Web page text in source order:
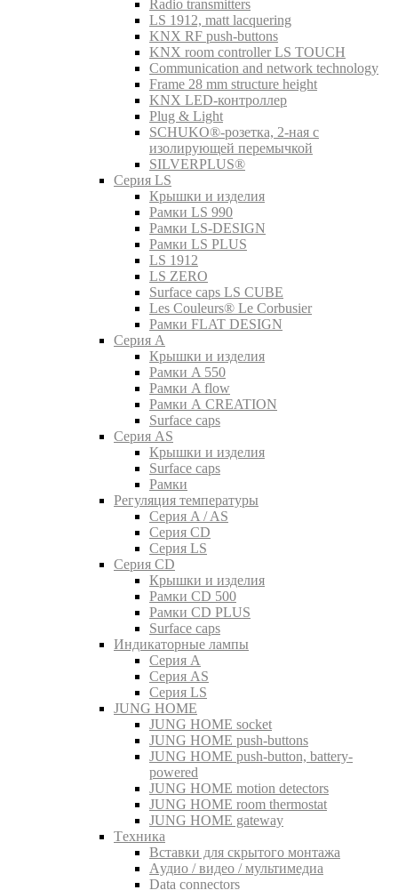
Radio transmitters
LS 1912, matt lacquering
KNX RF push-buttons
KNX room controller LS TOUCH
Communication and network technology
Frame 28 mm structure height
KNX LED-контроллер
Plug & Light
SCHUKO®-розетка, 2-ная с
изолирующей перемычкой
SILVERPLUS®
Серия LS
Крышки и изделия
Рамки LS 990
Рамки LS-DESIGN
Рамки LS PLUS
LS 1912
LS ZERO
Surface caps LS CUBE
Les Couleurs® Le Corbusier
Рамки FLAT DESIGN
Серия A
Крышки и изделия
Рамки A 550
Рамки A flow
Рамки A CREATION
Surface caps
Серия AS
Крышки и изделия
Surface caps
Рамки
Регуляция температуры
Серия A / AS
Серия CD
Серия LS
Серия CD
Крышки и изделия
Рамки CD 500
Рамки CD PLUS
Surface caps
Индикаторные лампы
Серия A
Серия AS
Серия LS
JUNG HOME
JUNG HOME socket
JUNG HOME push-buttons
JUNG HOME push-button, battery-
powered
JUNG HOME motion detectors
JUNG HOME room thermostat
JUNG HOME gateway
Tехника
Вставки для скрытого монтажа
Aудио / видео / мультимедиа
Data connectors